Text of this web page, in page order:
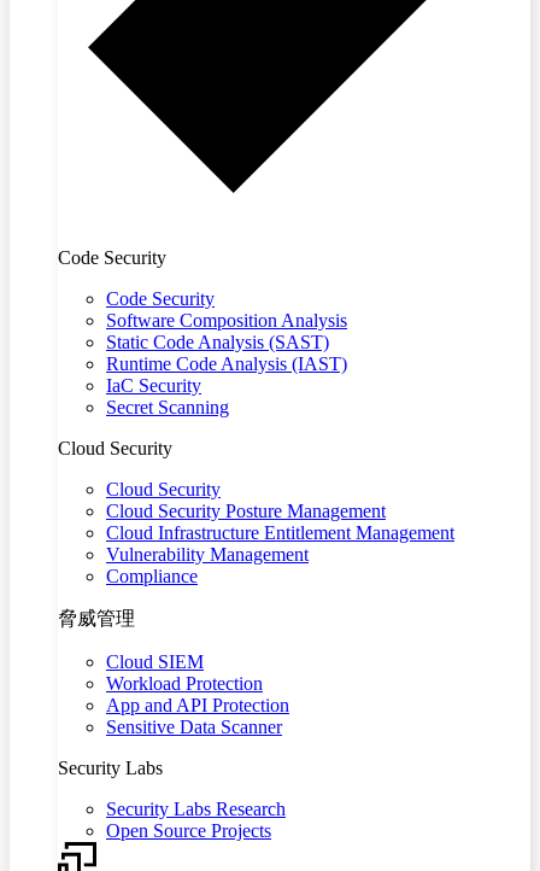
Code Security
Code Security
Software Composition Analysis
Static Code Analysis (SAST)
Runtime Code Analysis (IAST)
IaC Security
Secret Scanning
Cloud Security
Cloud Security
Cloud Security Posture Management
Cloud Infrastructure Entitlement Management
Vulnerability Management
Compliance
脅威管理
Cloud SIEM
Workload Protection
App and API Protection
Sensitive Data Scanner
Security Labs
Security Labs Research
Open Source Projects